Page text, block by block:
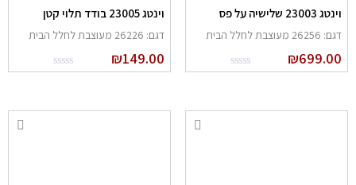
23003 שלישיה על פס
מעוצבת לחלל הבית
₪
וינטג 23005 בודד תלוי קטן
דגם: 26226 מעוצבת לחלל הבית
₪149.00